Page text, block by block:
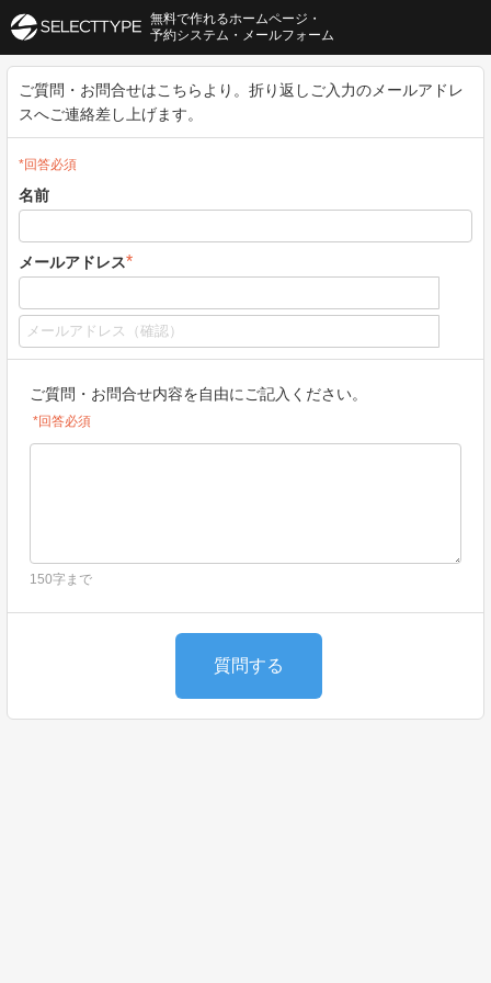
ご質問・お問合せはこちらより。折り返しご入力のメールアドレ
スへご連絡差し上げます。
*回答必須
名前
メールアドレス*
ご質問・お問合せ内容を自由にご記入ください。
*回答必須
150字まで
質問する
無料で作れるホームページ・
予約システム・メールフォーム